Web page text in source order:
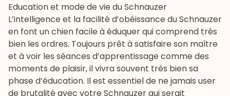
Education et mode de vie du Schnauzer
L’intelligence et la facilité d’obéissance du Schnauzer
en font un chien facile à éduquer qui comprend très
bien les ordres. Toujours prêt à satisfaire son maître
et à voir les séances d’apprentissage comme des
moments de plaisir, il vivra souvent très bien sa
phase d’éducation. Il est essentiel de ne jamais user
de brutalité avec votre Schnauzer qui serait